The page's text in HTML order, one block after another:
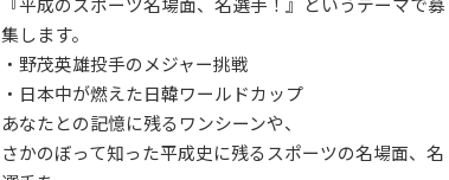
集します。
・野茂英雄投手のメジャー挑戦
・日本中が燃えた日韓ワールドカップ
あなたとの記憶に残るワンシーンや、
さかのぼって知った平成史に残るスポーツの名場面、名